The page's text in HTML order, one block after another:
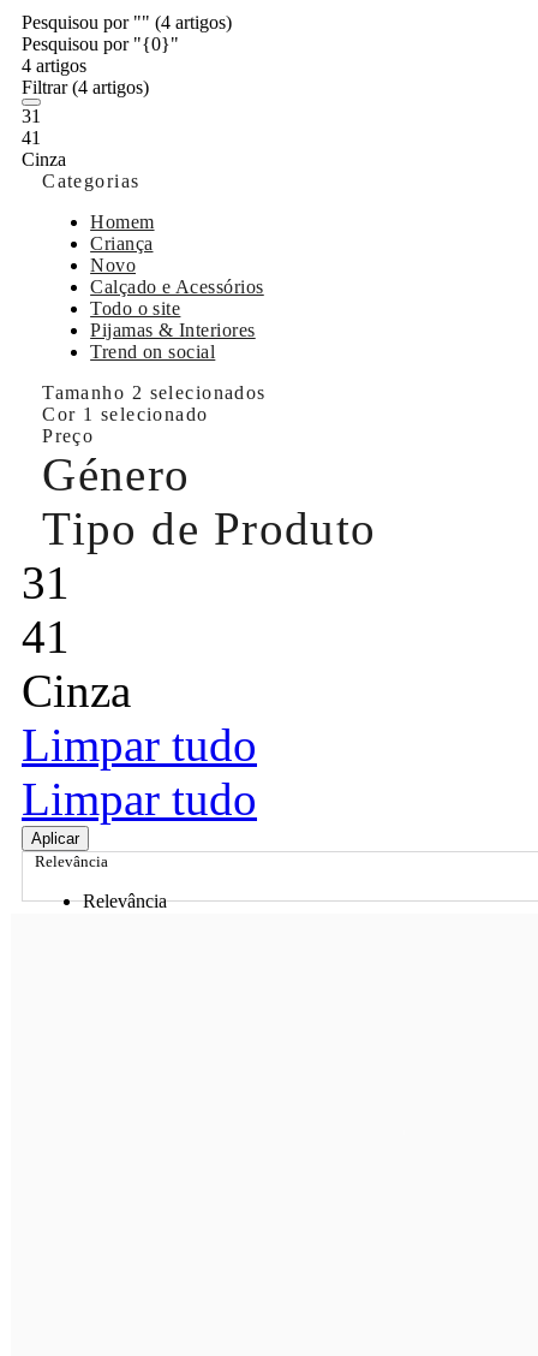
Pesquisou por "" (4 artigos)
Pesquisou por "{0}"
4 artigos
Filtrar(4 artigos)
31
41
Cinza
Categorias
Homem
Criança
Novo
Calçado e Acessórios
Todo o site
Pijamas & Interiores
Trend on social
Tamanho 2 selecionados
Cor 1 selecionado
Preço
Género
Tipo de Produto
31
41
Cinza
Limpar tudo
Limpar tudo
Aplicar
Relevância
Relevância